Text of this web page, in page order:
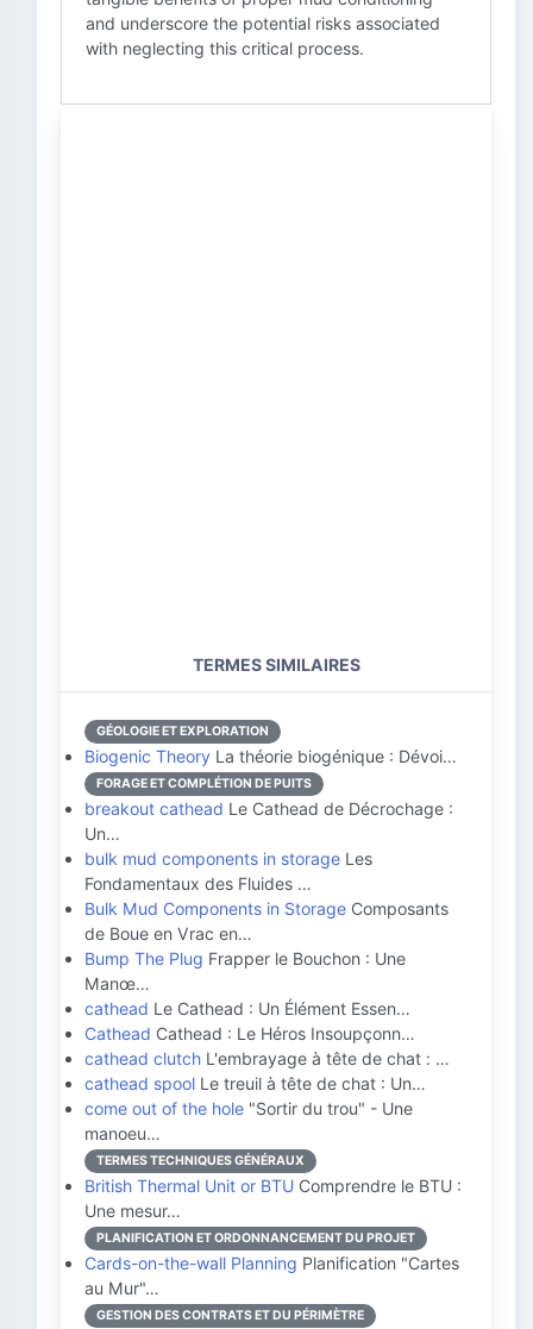
and underscore the potential risks associated
with neglecting this critical process.
TERMES SIMILAIRES
GÉOLOGIE ET EXPLORATION
Biogenic Theory La théorie biogénique : Dévoi…
FORAGE ET COMPLÉTION DE PUITS
breakout cathead Le Cathead de Décrochage :
Un…
bulk mud components in storage Les
Fondamentaux des Fluides …
Bulk Mud Components in Storage Composants
de Boue en Vrac en…
Bump The Plug Frapper le Bouchon : Une
Manœ…
cathead Le Cathead : Un Élément Essen…
Cathead Cathead : Le Héros Insoupçonn…
cathead clutch L'embrayage à tête de chat : …
cathead spool Le treuil à tête de chat : Un…
come out of the hole "Sortir du trou" - Une
manoeu…
TERMES TECHNIQUES GÉNÉRAUX
British Thermal Unit or BTU Comprendre le BTU :
Une mesur…
PLANIFICATION ET ORDONNANCEMENT DU PROJET
Cards-on-the-wall Planning Planification "Cartes
au Mur"…
GESTION DES CONTRATS ET DU PÉRIMÈTRE